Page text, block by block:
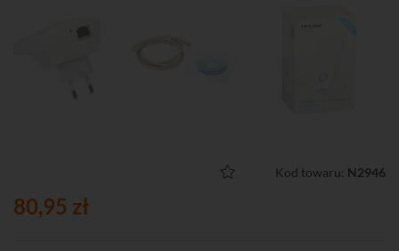
Kod towaru: N2946
80,95 zł